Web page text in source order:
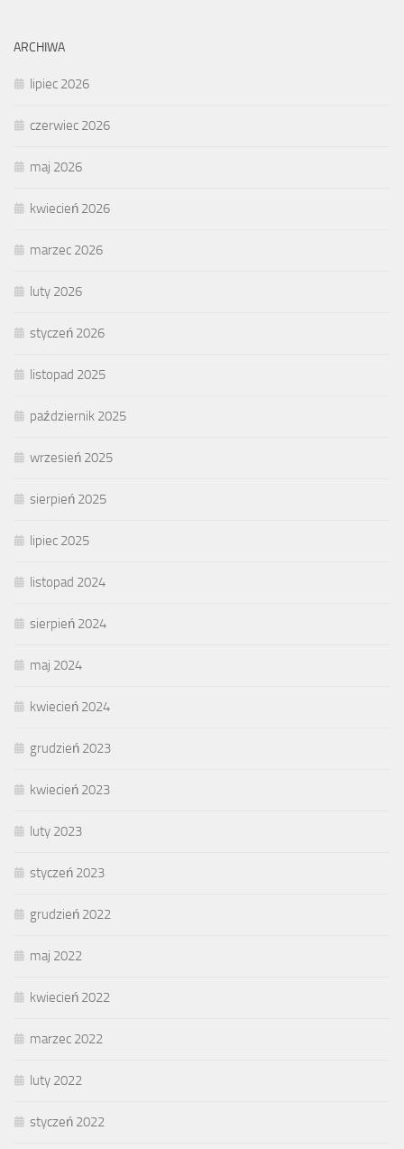
ARCHIWA
lipiec 2026
czerwiec 2026
maj 2026
kwiecień 2026
marzec 2026
luty 2026
styczeń 2026
listopad 2025
październik 2025
wrzesień 2025
sierpień 2025
lipiec 2025
listopad 2024
sierpień 2024
maj 2024
kwiecień 2024
grudzień 2023
kwiecień 2023
luty 2023
styczeń 2023
grudzień 2022
maj 2022
kwiecień 2022
marzec 2022
luty 2022
styczeń 2022